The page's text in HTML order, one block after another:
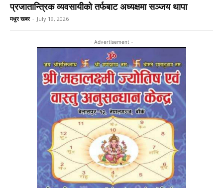
प्रजातान्त्रिक व्यवसायीको तर्फबाट अध्यक्षमा सञ्जय थापा
मधुर खबर - July 19, 2026
- Advertisement -